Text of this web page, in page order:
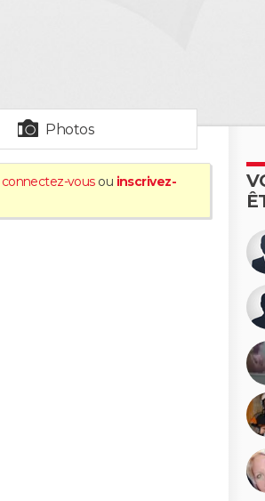
Photos
connectez-vousou inscrivez-